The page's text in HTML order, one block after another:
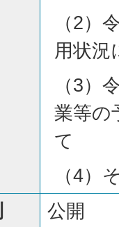
（2）
用状況
（3）
業等の
て
（4）
公開